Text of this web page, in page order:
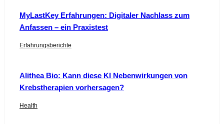
MyLastKey Erfahrungen: Digitaler Nachlass zum
Anfassen – ein Praxistest
Erfahrungsberichte
Alithea Bio: Kann diese KI Nebenwirkungen von
Krebstherapien vorhersagen?
Health